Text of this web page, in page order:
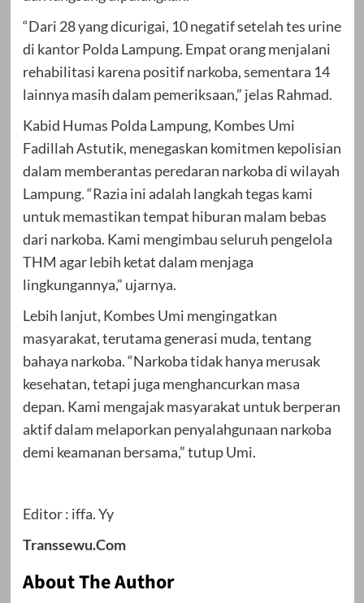
“Dari 28 yang dicurigai, 10 negatif setelah tes urine
di kantor Polda Lampung. Empat orang menjalani
rehabilitasi karena positif narkoba, sementara 14
lainnya masih dalam pemeriksaan,” jelas Rahmad.
Kabid Humas Polda Lampung, Kombes Umi
Fadillah Astutik, menegaskan komitmen kepolisian
dalam memberantas peredaran narkoba di wilayah
Lampung. “Razia ini adalah langkah tegas kami
untuk memastikan tempat hiburan malam bebas
dari narkoba. Kami mengimbau seluruh pengelola
THM agar lebih ketat dalam menjaga
lingkungannya,” ujarnya.
Lebih lanjut, Kombes Umi mengingatkan
masyarakat, terutama generasi muda, tentang
bahaya narkoba. “Narkoba tidak hanya merusak
kesehatan, tetapi juga menghancurkan masa
depan. Kami mengajak masyarakat untuk berperan
aktif dalam melaporkan penyalahgunaan narkoba
demi keamanan bersama,” tutup Umi.
Editor : iffa. Yy
Transsewu.Com
About The Author